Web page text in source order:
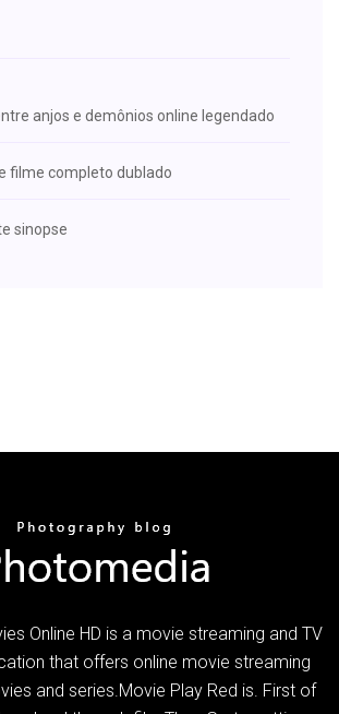
anjos e demônios online legendado
filme completo dublado
sinopse
Online HD is a movie streaming and TV
that offers online movie streaming
and series.Movie Play Red is. First of